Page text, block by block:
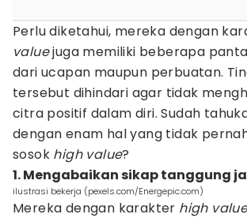
Perlu diketahui, mereka dengan
valuejuga memiliki beberapa
dari ucapan maupun perbuatan.
tersebut dihindari agar tidak
citra positif dalam diri. Sudah
dengan enam hal yang tidak
sosok high value?
1. Mengabaikan sikap tanggung
ilustrasi bekerja (pexels.com/Energepic.com)
Mereka dengan karakter high